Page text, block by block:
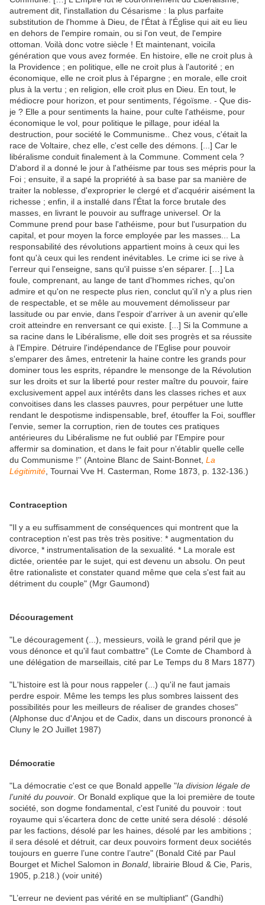
autrement dit, l'installation du Césarisme : la plus parfaite
substitution de l'homme à Dieu, de l'État à l'Église qui ait eu lieu
en dehors de l'empire romain, ou si l'on veut, de l'empire
ottoman. Voilà donc votre siècle ! Et maintenant, voicila
génération que vous avez formée. En histoire, elle ne croit plus à
la Providence ; en politique, elle ne croit plus à l'autorité ; en
économique, elle ne croit plus à l'épargne ; en morale, elle croit
plus à la vertu ; en religion, elle croit plus en Dieu. En tout, le
médiocre pour horizon, et pour sentiments, l'égoïsme. - Que dis-
je ? Elle a pour sentiments la haine, pour culte l'athéisme, pour
économique le vol, pour politique le pillage, pour idéal la
destruction, pour société le Communisme.. Chez vous, c'était la
race de Voltaire, chez elle, c'est celle des démons. [...] Car le
libéralisme conduit finalement à la Commune. Comment cela ?
D'abord il a donné le jour à l'athéisme par tous ses mépris pour la
Foi ; ensuite, il a sapé la propriété à sa base par sa manière de
traiter la noblesse, d'exproprier le clergé et d'acquérir aisément la
richesse ; enfin, il a installé dans l'État la force brutale des
masses, en livrant le pouvoir au suffrage universel. Or la
Commune prend pour base l'athéisme, pour but l'usurpation du
capital, et pour moyen la force employée par les masses... La
responsabilité des révolutions appartient moins à ceux qui les
font qu'à ceux qui les rendent inévitables. Le crime ici se rive à
l'erreur qui l'enseigne, sans qu'il puisse s'en séparer. […] La
foule, comprenant, au lange de tant d'hommes riches, qu'on
admire et qu'on ne respecte plus rien, conclut qu'il n'y a plus rien
de respectable, et se mêle au mouvement démolisseur par
lassitude ou par envie, dans l'espoir d'arriver à un avenir qu'elle
croit atteindre en renversant ce qui existe. [...] Si la Commune a
sa racine dans le Libéralisme, elle doit ses progrès et sa réussite
à l'Empire. Détruire l'indépendance de l'Eglise pour pouvoir
s'emparer des âmes, entretenir la haine contre les grands pour
dominer tous les esprits, répandre le mensonge de la Révolution
sur les droits et sur la liberté pour rester maître du pouvoir, faire
exclusivement appel aux intérêts dans les classes riches et aux
convoitises dans les classes pauvres, pour perpétuer une lutte
rendant le despotisme indispensable, bref, étouffer la Foi, souffler
l'envie, semer la corruption, rien de toutes ces pratiques
antérieures du Libéralisme ne fut oublié par l'Empire pour
affermir sa domination, et dans le fait pour n'établir quelle celle
du Communisme !'' (Antoine Blanc de Saint-Bonnet, La
Légitimité , Tournai Vve H. Casterman, Rome 1873, p. 132-136.)
Contraception
"Il y a eu suffisamment de conséquences qui montrent que la
contraception n'est pas très très positive: * augmentation du
divorce, * instrumentalisation de la sexualité. * La morale est
dictée, orientée par le sujet, qui est devenu un absolu. On peut
être rationaliste et constater quand même que cela s'est fait au
détriment du couple" (Mgr Gaumond)
Découragement
"Le découragement (...), messieurs, voilà le grand péril que je
vous dénonce et qu'il faut combattre" (Le Comte de Chambord à
une délégation de marseillais, cité par Le Temps du 8 Mars 1877)
"L'histoire est là pour nous rappeler (...) qu'il ne faut jamais
perdre espoir. Même les temps les plus sombres laissent des
possibilités pour les meilleurs de réaliser de grandes choses"
(Alphonse duc d'Anjou et de Cadix, dans un discours prononcé à
Cluny le 2O Juillet 1987)
Démocratie
"La démocratie c'est ce que Bonald appelle "la division légale de
l’unité du pouvoir . Or Bonald explique que la loi première de toute
société, son dogme fondamental, c'est l'unité du pouvoir : tout
royaume qui s’écartera donc de cette unité sera désolé : désolé
par les factions, désolé par les haines, désolé par les ambitions ;
il sera désolé et détruit, car deux pouvoirs forment deux sociétés
toujours en guerre l’une contre l’autre" (Bonald Cité par Paul
Bourget et Michel Salomon in Bonald , librairie Bloud & Cie, Paris,
1905, p.218.) (voir unité)
"L’erreur ne devient pas vérité en se multipliant" (Gandhi)